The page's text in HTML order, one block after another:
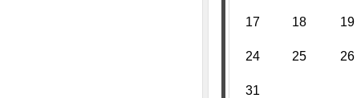
17 18 19
24 25 26
31